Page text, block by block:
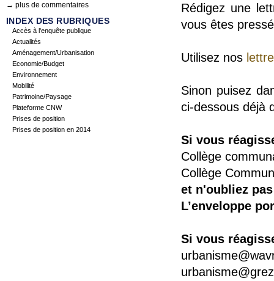
→ plus de commentaires
INDEX DES RUBRIQUES
Accès à l'enquête publique
Actualités
Aménagement/Urbanisation
Economie/Budget
Environnement
Mobilité
Patrimoine/Paysage
Plateforme CNW
Prises de position
Prises de position en 2014
Rédigez une
vous êtes
Utilisez nos
Sinon puisez
ci-dessous déjà
Si vous
Collège
Collège
et n'oubliez
L’enveloppe
Si vous